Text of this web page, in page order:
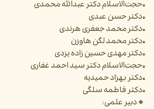
▫️حجت‌الاسلام دکتر عبدالله محمدی
▫️دکتر حسن عبدی
▫️دکتر محمد جعفری هرندی
▫️دکتر محمد لگن هاوزن
▫️دکتر مهدی حسین زاده یزدی
▫️حجت‌الاسلام دکتر سید احمد غفاری
▫️دکتر بهزاد حمیدیه
▫️دکتر فاطمه سلگی
🔸دبیر علمی: